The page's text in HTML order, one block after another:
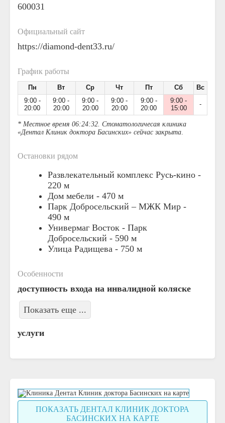
600031
Официальный сайт
https://diamond-dent33.ru/
График работы
Пн Вт Ср Чт Пт Сб
Вс
9:00 -
20:00
9:00 -
20:00
9:00 -
20:00
9:00 -
20:00
9:00 -
20:00
9:00 -
15:00
-
* Местное время 06:24:32. Стоматологичесая клиника
«Дентал Клиник доктора Басинских» сейчас закрыта.
Остановки рядом
Развлекательный комплекс Русь-кино -
220 м
Дом мебели - 470 м
Парк Добросельский – МЖК Мир -
490 м
Универмаг Восток - Парк
Добросельский - 590 м
Улица Радищева - 750 м
Особенности
доступность входа на инвалидной коляске
Показать еще ...
услуги
ПОКАЗАТЬ ДЕНТАЛ КЛИНИК ДОКТОРА
БАСИНСКИХ НА КАРТЕ